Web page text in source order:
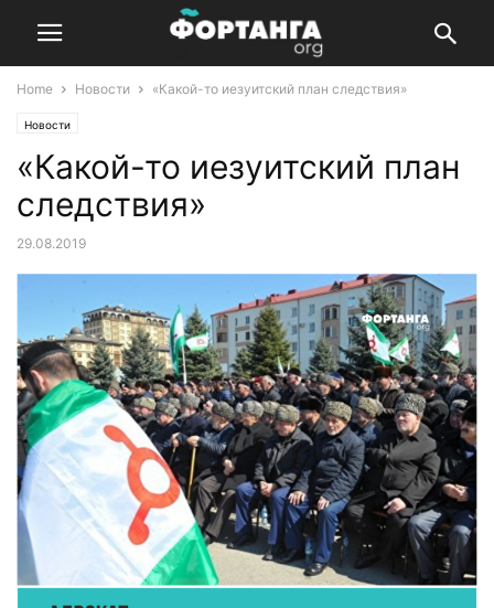
Home Новости «Какой-то иезуитский план следствия»
Новости
«Какой-то иезуитский план
следствия»
29.08.2019